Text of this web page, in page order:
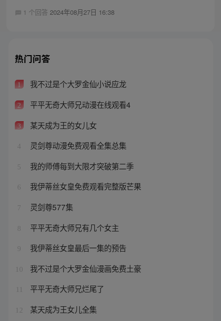
1 个回答 2024年08月27日 16:38
热门问答
1 我不过是个大罗金仙小说应龙
2 平平无奇大师兄动漫在线观看4
3 某天成为王的女儿女
4 灵剑尊动漫免费观看全集总集
5 我的师傅每到大限才突破第二季
6 我伊蒂丝女皇免费观看完整版芒果
7 灵剑尊577集
8 平平无奇大师兄有几个女主
9 我伊蒂丝女皇最后一集的预告
10 我不过是个大罗金仙漫画免费土豪
平平无奇大师兄烂尾了
12 某天成为王女儿全集